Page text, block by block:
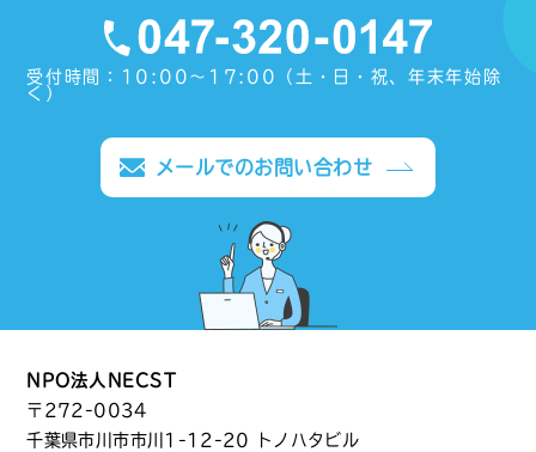
受付時間：10:00〜17:00（土・日・祝、年末年始除
く）
メールでのお問い合わせ
NPO法人NECST
〒272-0034
千葉県市川市市川1-12-20 トノハタビル